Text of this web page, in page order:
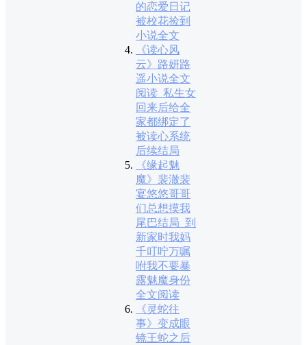
的恋爱日记
被校花捡到
小说全文
《读心风
云》路妍路
遥小说全文
阅读_私生女
回来后给全
家都绑定了
被读心系统
后续结局
《缘起魅
魔》裴澈裴
宴悠悠哥哥
们总想摸我
尾巴结局_到
新家时我妈
千叮咛万嘱
咐我不要暴
露魅魔身份
全文阅读
《灵蛇往
事》变成眼
镜王蛇之后